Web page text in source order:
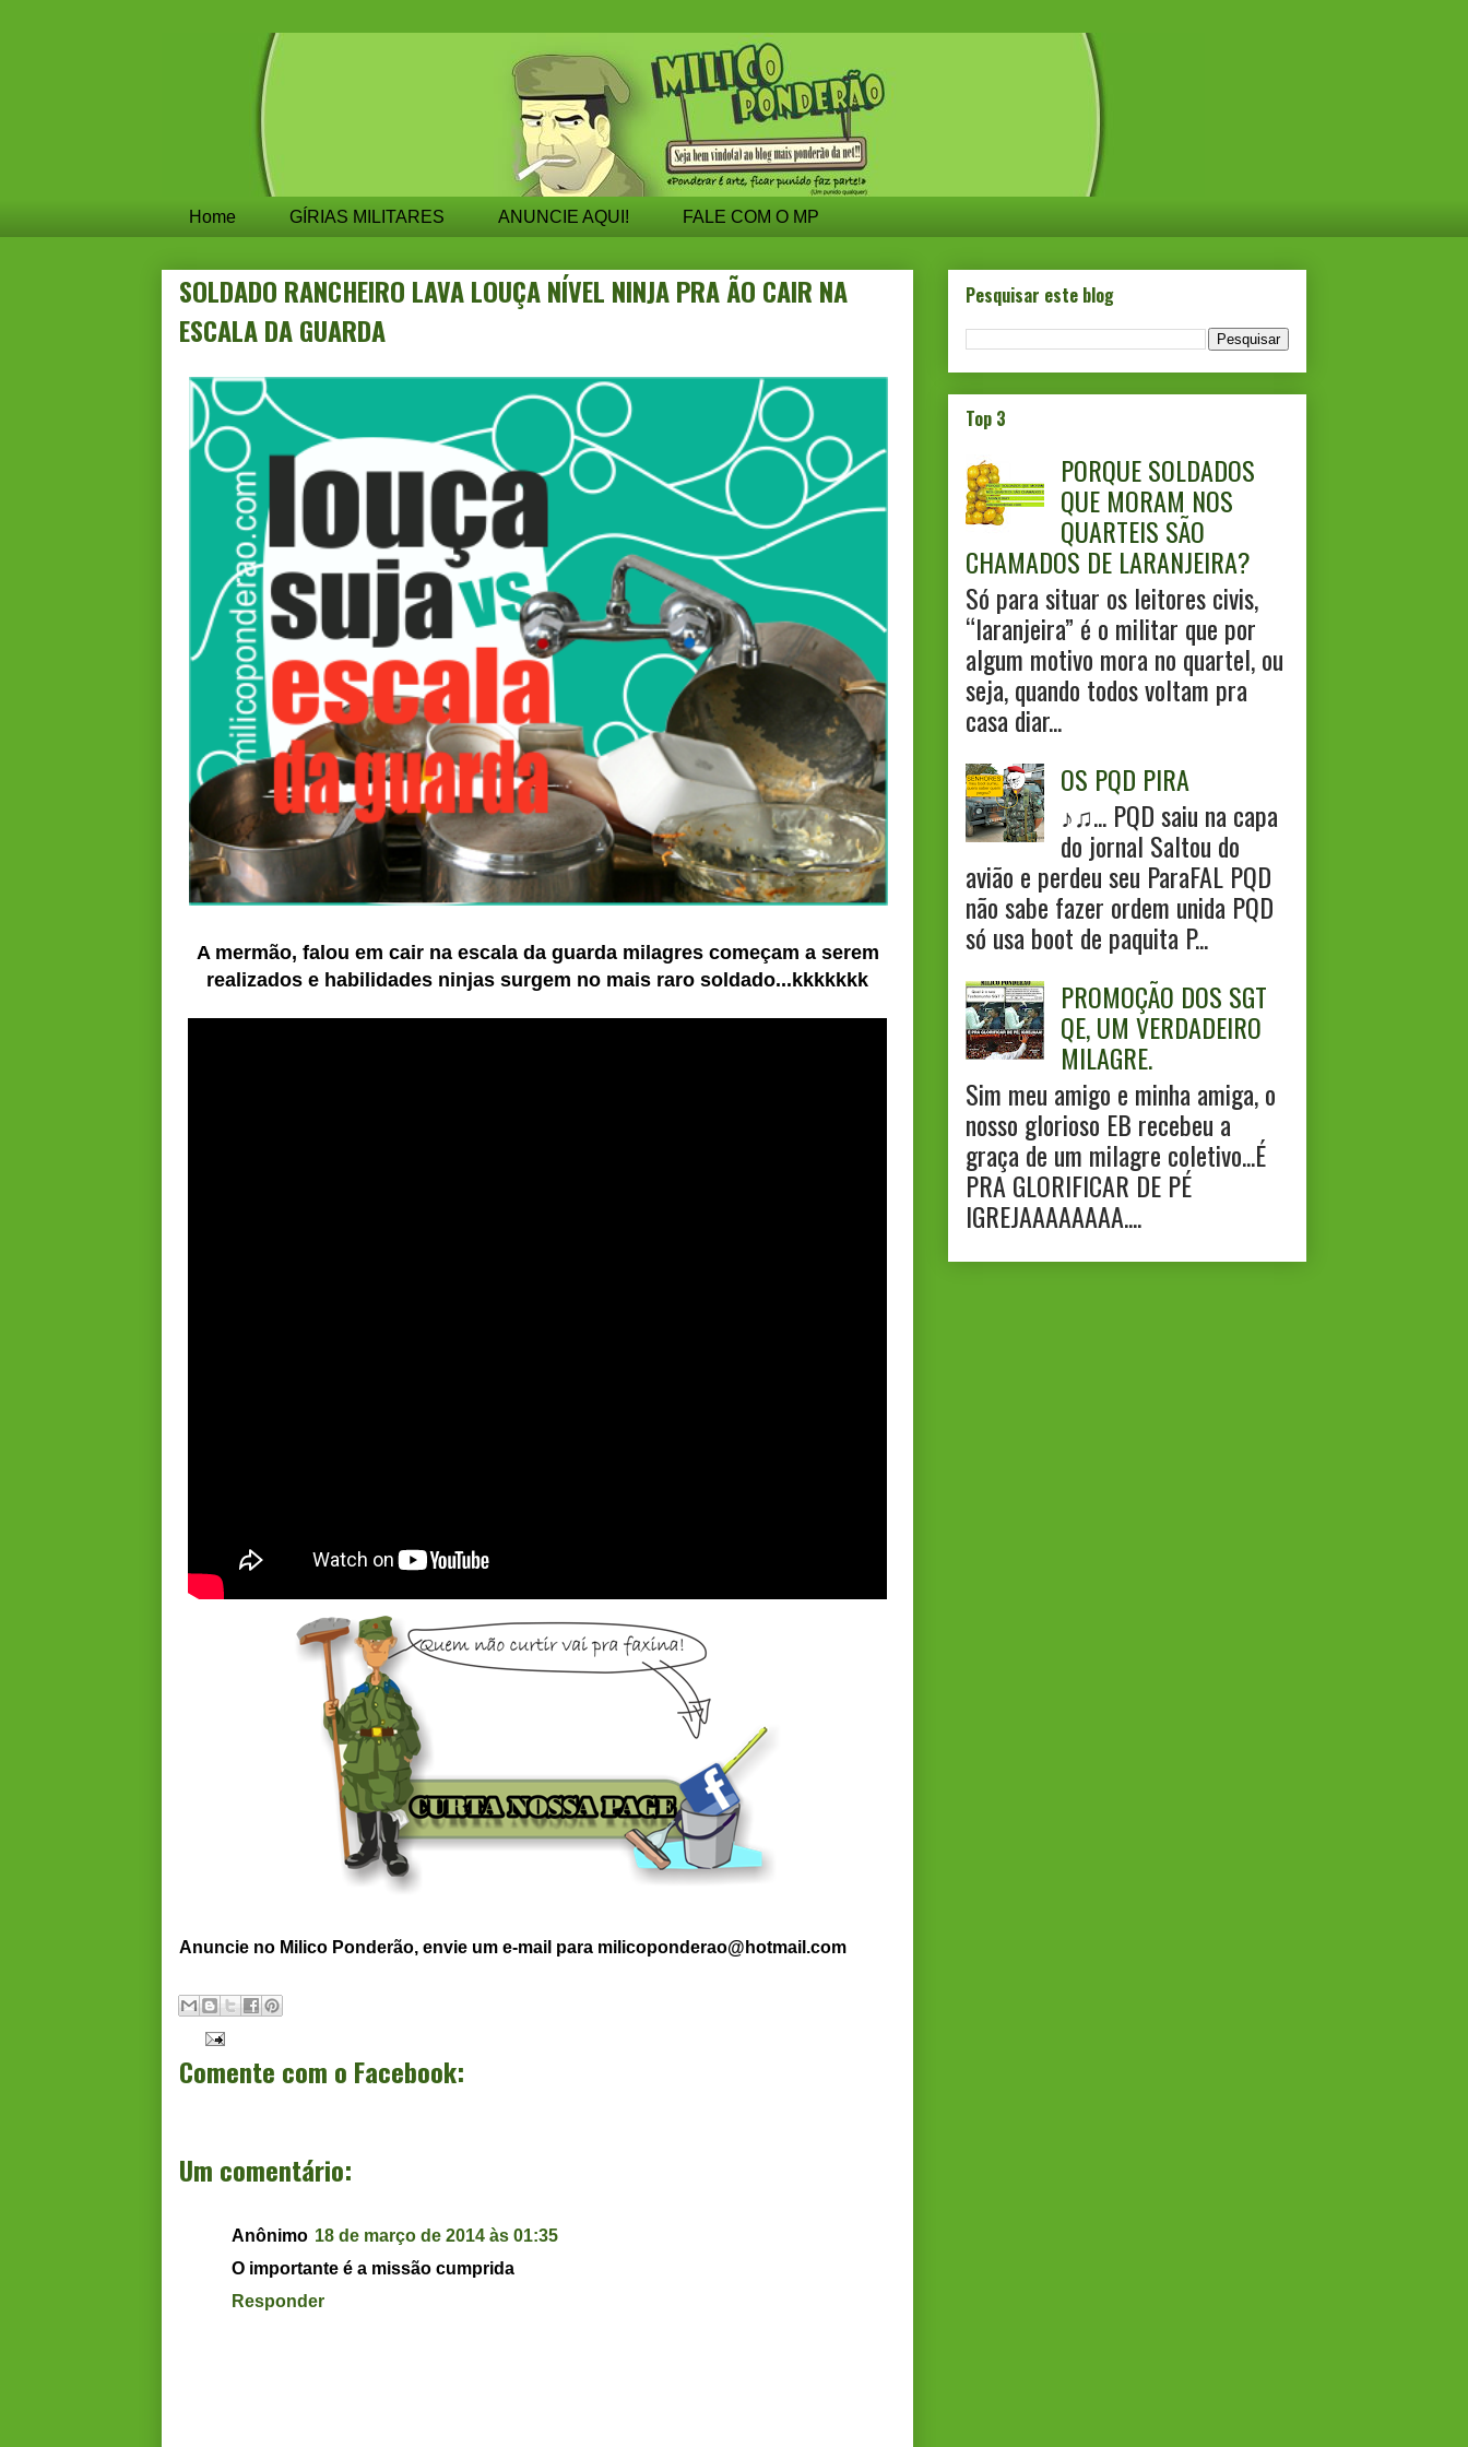
Home GÍRIAS MILITARES ANUNCIE AQUI! FALE COM O MP
SOLDADO RANCHEIRO LAVA LOUÇA NÍVEL NINJA PRA ÃO CAIR NA
ESCALA DA GUARDA
A mermão, falou em cair na escala da guarda milagres começam a serem
realizados e habilidades ninjas surgem no mais raro soldado...kkkkkkk
Anuncie no Milico Ponderão, envie um e-mail para milicoponderao@hotmail.com
Comente com o Facebook:
Um comentário:
Anônimo 18 de março de 2014 às 01:35
O importante é a missão cumprida
Responder
Pesquisar este blog
Top 3
PORQUE SOLDADOS
QUE MORAM NOS
QUARTEIS SÃO
CHAMADOS DE LARANJEIRA?
Só para situar os leitores civis,
“laranjeira” é o militar que por
algum motivo mora no quartel, ou
seja, quando todos voltam pra
casa diar...
OS PQD PIRA
♪♫... PQD saiu na capa
do jornal Saltou do
avião e perdeu seu ParaFAL PQD
não sabe fazer ordem unida PQD
só usa boot de paquita P...
PROMOÇÃO DOS SGT
QE, UM VERDADEIRO
MILAGRE.
Sim meu amigo e minha amiga, o
nosso glorioso EB recebeu a
graça de um milagre coletivo...É
PRA GLORIFICAR DE PÉ
IGREJAAAAAAAA....